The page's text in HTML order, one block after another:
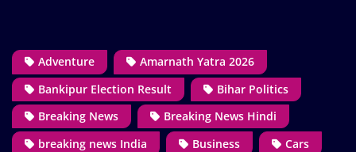
Adventure
Amarnath Yatra 2026
Bankipur Election Result
Bihar Politics
Breaking News
Breaking News Hindi
breaking news India
Business
Cars